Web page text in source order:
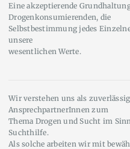
Eine akzeptierende
Drogenkonsumierenden, die
Selbstbestimmung jedes
unsere
wesentlichen Werte.
Wir verstehen uns als
AnsprechpartnerInnen zum
Thema Drogen und Sucht im
Suchthilfe.
Als solche arbeiten wir mit